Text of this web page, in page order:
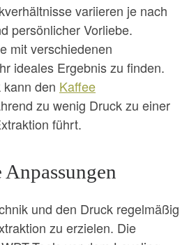
variieren je nach
persönlicher Vorliebe.
mit verschiedenen
ideales Ergebnis zu finden.
den Kaffee
zu wenig Druck zu einer
führt.
und den Druck regelmäßig
zu erzielen. Die